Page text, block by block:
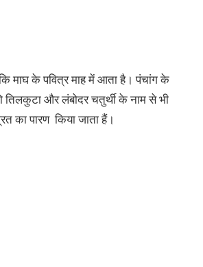
माघ के पवित्र माह में आता है। पंचांग के
और लंबोदर चतुर्थी के नाम से भी
का पारण किया जाता हैं।